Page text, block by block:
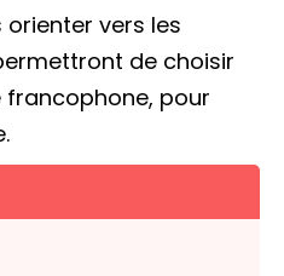
vers les
de choisir
pour